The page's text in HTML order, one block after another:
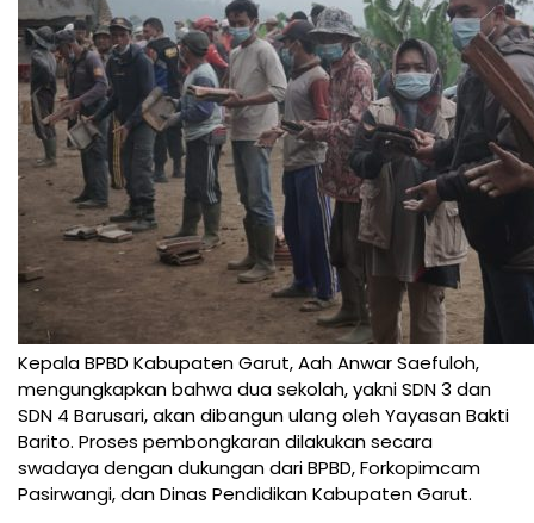
Kepala BPBD Kabupaten Garut, Aah Anwar Saefuloh,
mengungkapkan bahwa dua sekolah, yakni SDN 3 dan
SDN 4 Barusari, akan dibangun ulang oleh Yayasan Bakti
Barito. Proses pembongkaran dilakukan secara
swadaya dengan dukungan dari BPBD, Forkopimcam
Pasirwangi, dan Dinas Pendidikan Kabupaten Garut.